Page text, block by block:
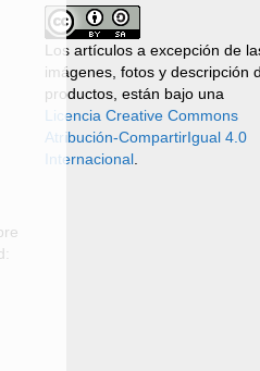
Los artículos a excepción de
imágenes, fotos y descripción
productos, están bajo una
Licencia Creative Commons
Atribución-CompartirIgual 4.0
Internacional.